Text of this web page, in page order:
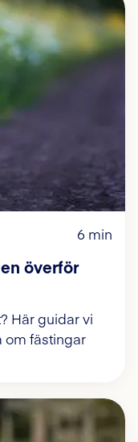
6 min
överför
Här guidar vi
om fästingar